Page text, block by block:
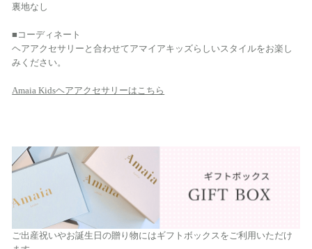
裏地なし
■コーディネート
ヘアアクセサリーと合わせてアマイアキッズらしいスタイルをお楽し
みください。
Amaia Kidsヘアアクセサリーはこちら
ご出産祝いやお誕生日の贈り物にはギフトボックスをご利用いただけ